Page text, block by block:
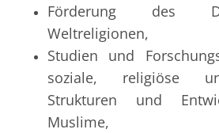
Förderung des
Weltreligionen,
Studien und
soziale, religiöse
Strukturen und
Muslime,